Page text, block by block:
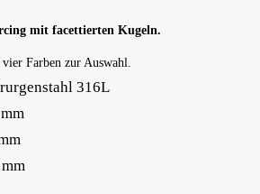
mit facettierten Kugeln.
Farben zur Auswahl.
316L